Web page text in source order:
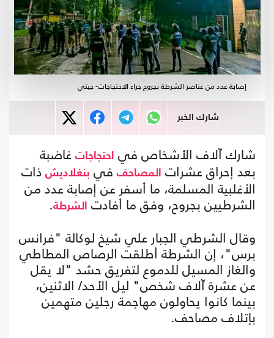
إصابة عدد من عناصر الشرطة بجروح جراء الاحتجاجات- جيتي
شارك الخبر
شارك آلاف الأشخاص في احتجاجات غاضبة
بعد إحراق عشرات
المصاحف في بنغلاديش ذات
الأغلبية المسلمة، ما أسفر عن إصابة عدد من
الشرطيين بجروح، وفق ما أفادت الشرطة.
وقال الشرطي الجبار علي شيخ لوكالة "فرانس
برس"، إن الشرطة أطلقت الرصاص المطاطي
والغاز المسيل للدموع لتفريق حشد "لا يقل
عن عشرة آلاف شخص" ليل الأحد/ الاثنين،
بينما كانوا يحاولون مهاجمة رجلين متهمين
بإتلاف مصاحف.